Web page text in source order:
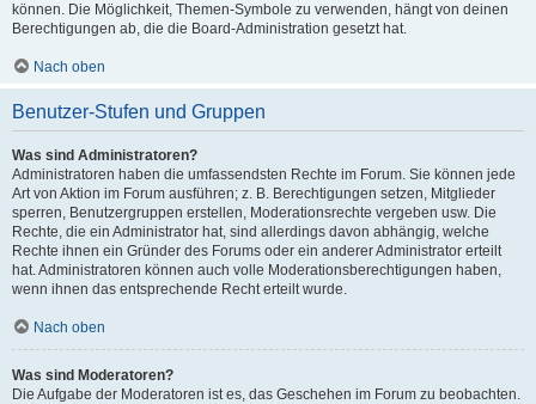
können. Die Möglichkeit, Themen-Symbole zu verwenden, hängt von deinen
Berechtigungen ab, die die Board-Administration gesetzt hat.
Nach oben
Benutzer-Stufen und Gruppen
Was sind Administratoren?
Administratoren haben die umfassendsten Rechte im Forum. Sie können jede
Art von Aktion im Forum ausführen; z. B. Berechtigungen setzen, Mitglieder
sperren, Benutzergruppen erstellen, Moderationsrechte vergeben usw. Die
Rechte, die ein Administrator hat, sind allerdings davon abhängig, welche
Rechte ihnen ein Gründer des Forums oder ein anderer Administrator erteilt
hat. Administratoren können auch volle Moderationsberechtigungen haben,
wenn ihnen das entsprechende Recht erteilt wurde.
Nach oben
Was sind Moderatoren?
Die Aufgabe der Moderatoren ist es, das Geschehen im Forum zu beobachten.